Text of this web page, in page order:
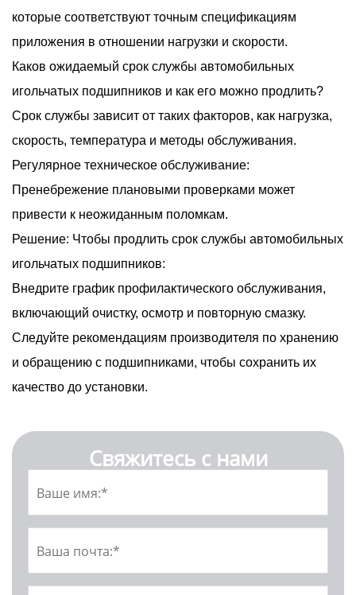
которые соответствуют точным спецификациям
приложения в отношении нагрузки и скорости.
Каков ожидаемый срок службы автомобильных
игольчатых подшипников и как его можно продлить?
Срок службы зависит от таких факторов, как нагрузка,
скорость, температура и методы обслуживания.
Регулярное техническое обслуживание:
Пренебрежение плановыми проверками может
привести к неожиданным поломкам.
Решение: Чтобы продлить срок службы автомобильных
игольчатых подшипников:
Внедрите график профилактического обслуживания,
включающий очистку, осмотр и повторную смазку.
Следуйте рекомендациям производителя по хранению
и обращению с подшипниками, чтобы сохранить их
качество до установки.
Свяжитесь с нами